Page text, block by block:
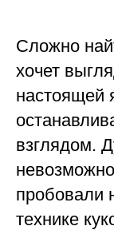
Сложно
хочет
настоящей
взглядом.
пробовали
технике